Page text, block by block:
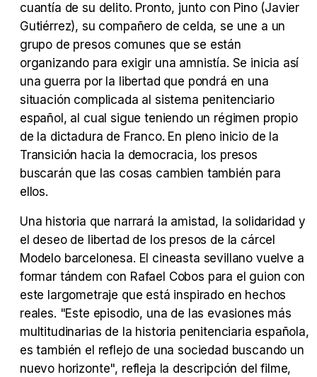
cuantía de su delito. Pronto, junto con Pino (Javier
Gutiérrez), su compañero de celda, se une a un
grupo de presos comunes que se están
organizando para exigir una amnistía. Se inicia así
una guerra por la libertad que pondrá en una
situación complicada al sistema penitenciario
español, al cual sigue teniendo un régimen propio
de la dictadura de Franco. En pleno inicio de la
Transición hacia la democracia, los presos
buscarán que las cosas cambien también para
ellos.
Una historia que narrará la amistad, la solidaridad y
el deseo de libertad de los presos de la cárcel
Modelo barcelonesa. El cineasta sevillano vuelve a
formar tándem con Rafael Cobos para el guion con
este largometraje que está inspirado en hechos
reales. "Este episodio, una de las evasiones más
multitudinarias de la historia penitenciaria española,
es también el reflejo de una sociedad buscando un
nuevo horizonte", refleja la descripción del filme,